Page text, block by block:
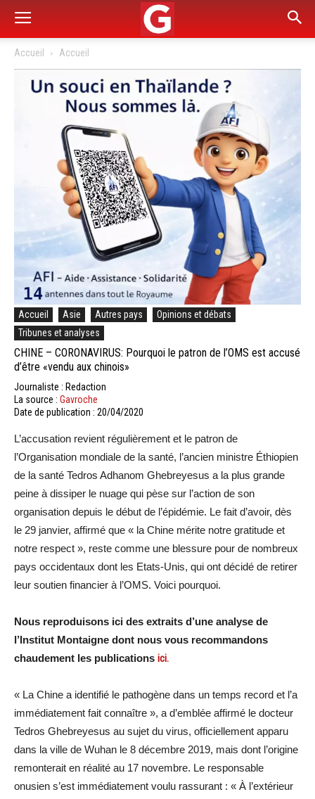
Accueil Accueil
Accueil Asie Autres pays
Opinions et débats
Tribunes et analyses
CHINE – CORONAVIRUS: Pourquoi le patron de l’OMS est accusé
d’être «vendu aux chinois»
Journaliste : Redaction
La source : Gavroche
Date de publication : 20/04/2020
L’accusation revient régulièrement et le patron de
l’Organisation mondiale de la santé, l’ancien ministre Éthiopien
de la santé Tedros Adhanom Ghebreyesus a la plus grande
peine à dissiper le nuage qui pèse sur l’action de son
organisation depuis le début de l’épidémie. Le fait d’avoir, dès
le 29 janvier, affirmé que « la Chine mérite notre gratitude et
notre respect », reste comme une blessure pour de nombreux
pays occidentaux dont les Etats-Unis, qui ont décidé de retirer
leur soutien financier à l’OMS. Voici pourquoi.
Nous reproduisons ici des extraits d’une analyse de
l’Institut Montaigne dont nous vous recommandons
chaudement les publications ici.
« La Chine a identifié le pathogène dans un temps record et l’a
immédiatement fait connaître », a d’emblée affirmé le docteur
Tedros Ghebreyesus au sujet du virus, officiellement apparu
dans la ville de Wuhan le 8 décembre 2019, mais dont l’origine
remonterait en réalité au 17 novembre. Le responsable
onusien s’est immédiatement voulu rassurant : « À l’extérieur